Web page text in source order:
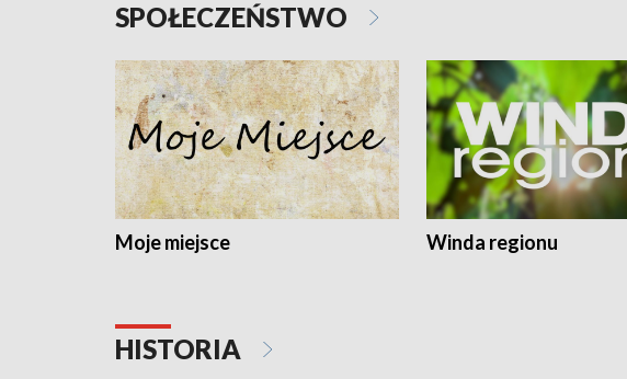
SPOŁECZEŃSTWO
Moje miejsce Winda regionu
HISTORIA